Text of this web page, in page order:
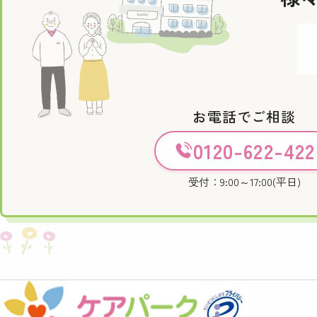
お電話でご相談
0120-622-422
受付：9:00～17:00(平日)